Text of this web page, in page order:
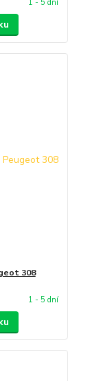
1 - 5 dní
308
1 - 5 dní